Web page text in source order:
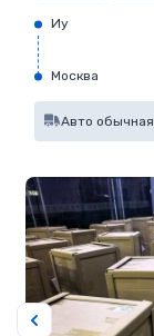
Иу
Москва
Авто обычная